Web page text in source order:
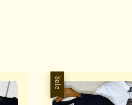
Sale